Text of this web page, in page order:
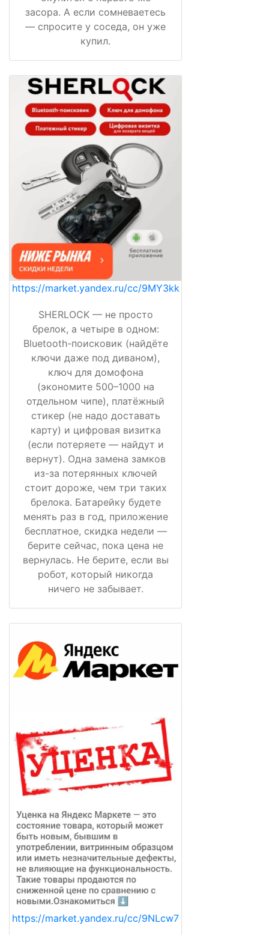
засора. А если сомневаетесь
— спросите у соседа, он уже
купил.
https://market.yandex.ru/cc/9MY3kk
SHERLOCK — не просто
брелок, а четыре в одном:
Bluetooth-поисковик (найдёте
ключи даже под диваном),
ключ для домофона
(экономите 500–1000 на
отдельном чипе), платёжный
стикер (не надо доставать
карту) и цифровая визитка
(если потеряете — найдут и
вернут). Одна замена замков
из-за потерянных ключей
стоит дороже, чем три таких
брелока. Батарейку будете
менять раз в год, приложение
бесплатное, скидка недели —
берите сейчас, пока цена не
вернулась. Не берите, если вы
робот, который никогда
ничего не забывает.
https://market.yandex.ru/cc/9NLcw7